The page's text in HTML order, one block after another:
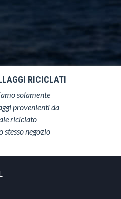
RICICLATI
solamente
provenienti da
riciclato
negozio